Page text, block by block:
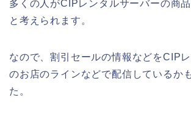
多くの人がCIPレンタルサーバーの商
と考えられます。
なので、割引セールの情報などをCIP
のお店のラインなどで配信しているか
た。